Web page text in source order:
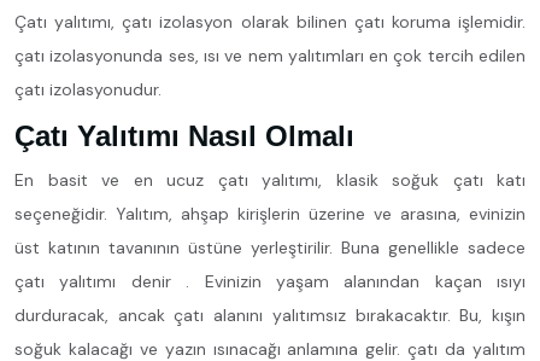
Çatı yalıtımı, çatı izolasyon olarak bilinen çatı koruma işlemidir.
çatı izolasyonunda ses, ısı ve nem yalıtımları en çok tercih edilen
çatı izolasyonudur.
Çatı Yalıtımı Nasıl Olmalı
En basit ve en ucuz çatı yalıtımı, klasik soğuk çatı katı
seçeneğidir. Yalıtım, ahşap kirişlerin üzerine ve arasına, evinizin
üst katının tavanının üstüne yerleştirilir. Buna genellikle sadece
çatı yalıtımı denir . Evinizin yaşam alanından kaçan ısıyı
durduracak, ancak çatı alanını yalıtımsız bırakacaktır. Bu, kışın
soğuk kalacağı ve yazın ısınacağı anlamına gelir. çatı da yalıtım